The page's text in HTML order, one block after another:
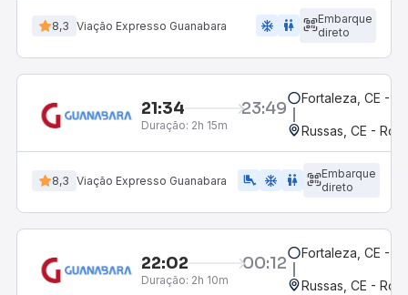
8,3 Viação Expresso Guanabara ac_unit wc
Embarque
direto
21:34 23:49
Duração: 2h 15m
Fortaleza, CE -
Russas, CE -
8,3 Viação Expresso Guanabara airline_seat_legroom_extra ac_unit wc
Embarque
direto
22:02 00:12
Duração: 2h 10m
Fortaleza, CE -
Russas, CE -